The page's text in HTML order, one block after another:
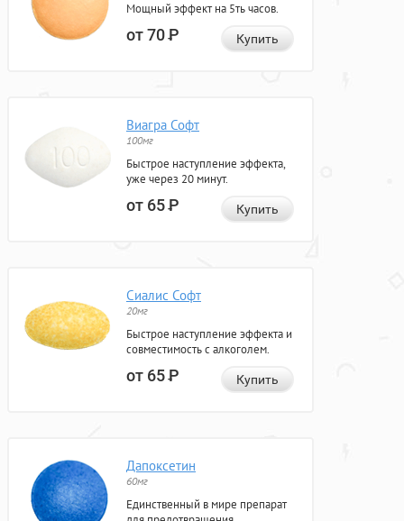
Мощный эффект на 5ть часов.
от 70Р Купить
Виагра Софт
100мг
Быстрое наступление эффекта,
уже через 20 минут.
от 65Р Купить
Сиалис Софт
20мг
Быстрое наступление эффекта и
совместимость с алкоголем.
от 65Р Купить
Дапоксетин
60мг
Единственный в мире препарат